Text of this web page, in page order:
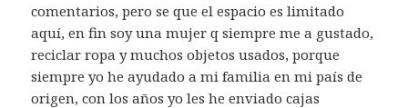
comentarios, pero se que el espacio es limitado
aquí, en fin soy una mujer q siempre me a gustado,
reciclar ropa y muchos objetos usados, porque
siempre yo he ayudado a mi familia en mi país de
origen, con los años yo les he enviado cajas